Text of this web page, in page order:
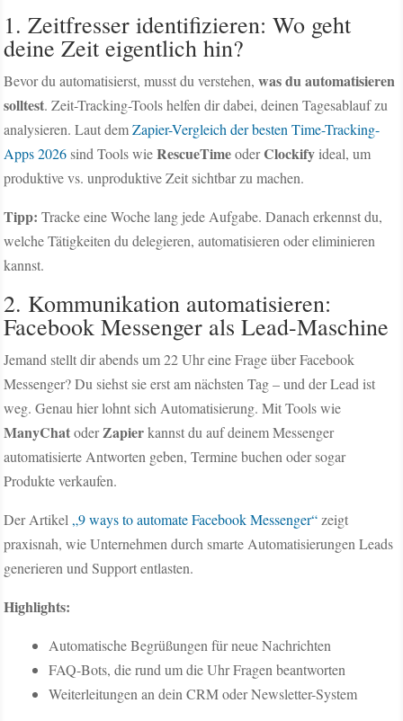
1. Zeitfresser identifizieren: Wo geht
deine Zeit eigentlich hin?
Bevor du automatisierst, musst du verstehen,was du automatisieren
solltest. Zeit-Tracking-Tools helfen dir dabei, deinen Tagesablauf zu
analysieren. Laut demZapier-Vergleich der besten Time-Tracking-
Apps 2026sind Tools wieRescueTimeoderClockify ideal, um
produktive vs. unproduktive Zeit sichtbar zu machen.
Tipp: Tracke eine Woche lang jede Aufgabe. Danach erkennst du,
welche Tätigkeiten du delegieren, automatisieren oder eliminieren
kannst.
2. Kommunikation automatisieren:
Facebook Messenger als Lead-Maschine
Jemand stellt dir abends um 22 Uhr eine Frage über Facebook
Messenger? Du siehst sie erst am nächsten Tag – und der Lead ist
weg. Genau hier lohnt sich Automatisierung. Mit Tools wie
ManyChatoderZapierkannst du auf deinem Messenger
automatisierte Antworten geben, Termine buchen oder sogar
Produkte verkaufen.
Der Artikel „9 ways to automate Facebook Messenger“ zeigt
praxisnah, wie Unternehmen durch smarte Automatisierungen Leads
generieren und Support entlasten.
Highlights:
Automatische Begrüßungen für neue Nachrichten
FAQ-Bots, die rund um die Uhr Fragen beantworten
Weiterleitungen an dein CRM oder Newsletter-System